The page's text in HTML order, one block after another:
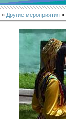
» Другие мероприятия »